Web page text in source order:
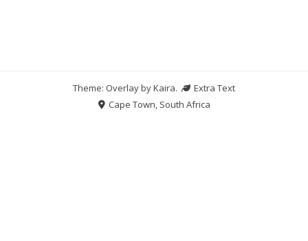
Theme: Overlay byKaira.
Extra Text
Cape Town, South Africa